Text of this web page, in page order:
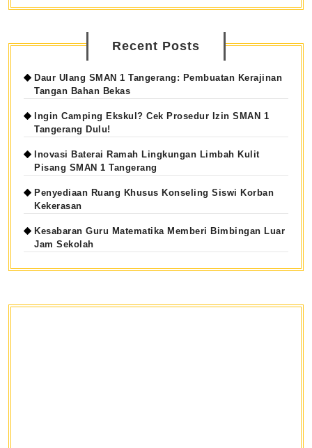
Recent Posts
Daur Ulang SMAN 1 Tangerang: Pembuatan Kerajinan
Tangan Bahan Bekas
Ingin Camping Ekskul? Cek Prosedur Izin SMAN 1
Tangerang Dulu!
Inovasi Baterai Ramah Lingkungan Limbah Kulit
Pisang SMAN 1 Tangerang
Penyediaan Ruang Khusus Konseling Siswi Korban
Kekerasan
Kesabaran Guru Matematika Memberi Bimbingan Luar
Jam Sekolah